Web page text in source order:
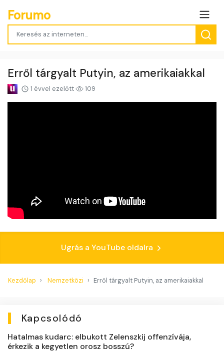
Forumo
Erről tárgyalt Putyin, az amerikaiakkal
1 évvel ezelőtt 109
Ugrás a YouTube oldalra
Kezdőlap Nemzetközi Erről tárgyalt Putyin, az amerikaiakkal
Kapcsolódó
Hatalmas kudarc: elbukott Zelenszkij offenzívája,
érkezik a kegyetlen orosz bosszú?